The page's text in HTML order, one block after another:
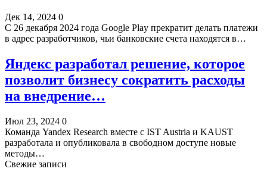
Дек 14, 2024 0
С 26 декабря 2024 года Google Play прекратит делать платежи
в адрес разработчиков, чьи банковские счета находятся в…
Яндекс разработал решение, которое
позволит бизнесу сократить расходы
на внедрение…
Июл 23, 2024 0
Команда Yandex Research вместе с IST Austria и KAUST
разработала и опубликовала в свободном доступе новые
методы…
Свежие записи